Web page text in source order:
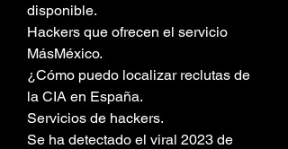
disponible.
Hackers que ofrecen el servicio
MásMéxico.
¿Cómo puedo localizar reclutas de
la CIA en España.
Servicios de hackers.
Se ha detectado el viral 2023 de